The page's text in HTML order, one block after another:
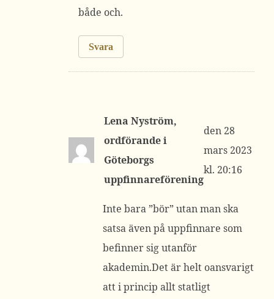
både och.
Svara
Lena Nyström,
ordförande i
Göteborgs
uppfinnareförening
28
mars 2023
kl. 20:16
Inte bara ”bör” utan man ska
satsa även på uppfinnare som
befinner sig utanför
akademin.Det är helt oansvarigt
att i princip allt statligt